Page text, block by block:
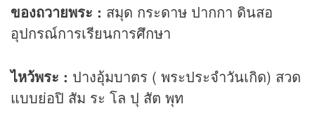
ของถวายพระ : สมุด กระดาษ ปากกา ดินสอ
อุปกรณ์การเรียนการศึกษา
ไหว้พระ : ปางอุ้มบาตร ( พระประจำวันเกิด) สวด
แบบย่อปิ สัม ระ โล ปุ สัต พุท